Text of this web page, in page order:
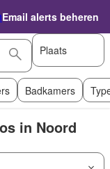
Email alerts beheren
Plaats
Badkamers
in Noord